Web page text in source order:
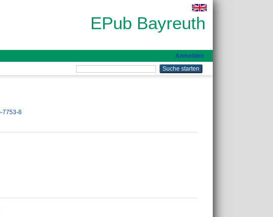
EPub Bayreuth
Anmelden
7753-8